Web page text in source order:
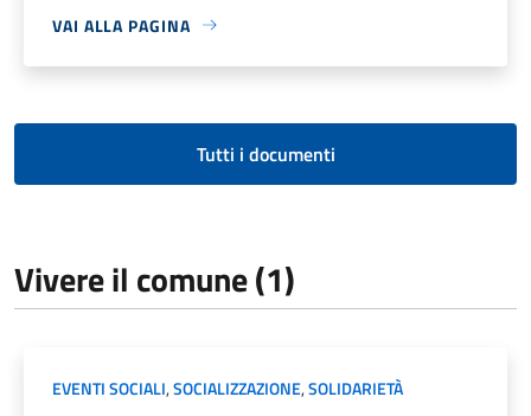
VAI ALLA PAGINA
Tutti i documenti
Vivere il comune (1)
EVENTI SOCIALI,SOCIALIZZAZIONE,SOLIDARIETÀ